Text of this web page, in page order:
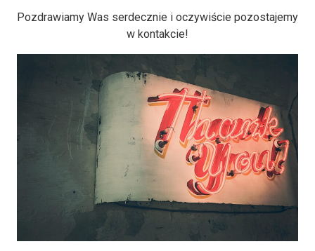
Pozdrawiamy Was serdecznie i oczywiście pozostajemy
w kontakcie!